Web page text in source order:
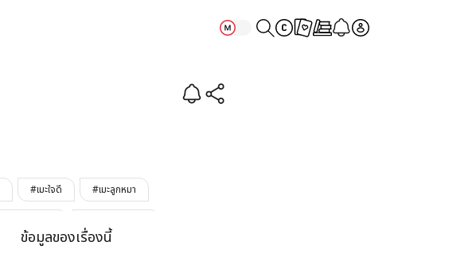
#เมะใจดี #เมะลูกหมา
ข้อมูลของเรื่องนี้